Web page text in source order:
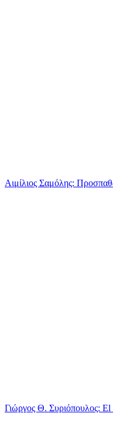
Αιμίλιος Σαμόλης:
Γιώργος Θ. Συριόπουλος: